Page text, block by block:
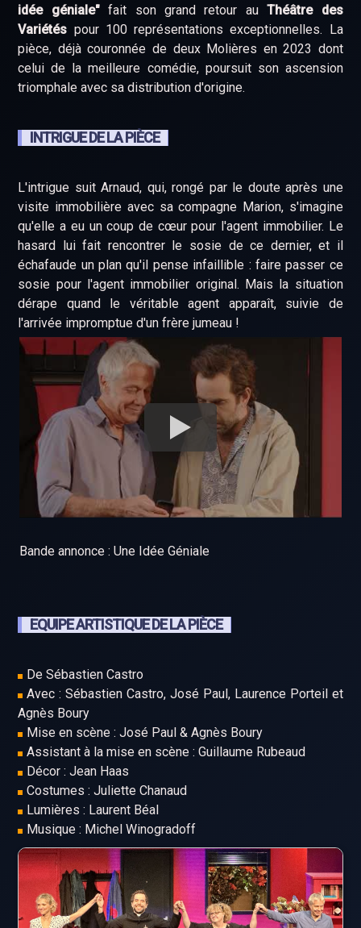
idée géniale"fait son grand retour auThéâtre des
Variétés pour 100 représentations exceptionnelles. La
pièce, déjà couronnée de deux Molières en 2023 dont
celui de la meilleure comédie, poursuit son ascension
triomphale avec sa distribution d'origine.
INTRIGUE DE LA PIÈCE
L'intrigue suit Arnaud, qui, rongé par le doute après une
visite immobilière avec sa compagne Marion, s'imagine
qu'elle a eu un coup de cœur pour l'agent immobilier. Le
hasard lui fait rencontrer le sosie de ce dernier, et il
échafaude un plan qu'il pense infaillible : faire passer ce
sosie pour l'agent immobilier original. Mais la situation
dérape quand le véritable agent apparaît, suivie de
l'arrivée impromptue d'un frère jumeau !
Bande annonce : Une Idée Géniale
EQUIPE ARTISTIQUE DE LA PIÈCE
De Sébastien Castro
Avec : Sébastien Castro, José Paul, Laurence Porteil et
Agnès Boury
Mise en scène : José Paul & Agnès Boury
Assistant à la mise en scène : Guillaume Rubeaud
Décor : Jean Haas
Costumes : Juliette Chanaud
Lumières : Laurent Béal
Musique : Michel Winogradoff